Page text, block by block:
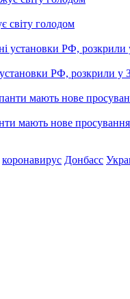
світу голодом
РФ, розкрили у
мають нове просування
коронавирус Донбасс